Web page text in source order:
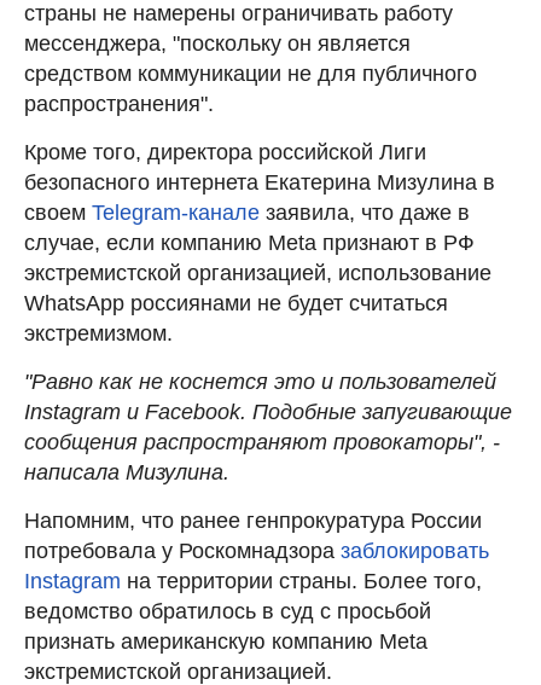
страны не намерены ограничивать работу
мессенджера, "поскольку он является
средством коммуникации не для публичного
распространения".
Кроме того, директора российской Лиги
безопасного интернета Екатерина Мизулина в
своем Telegram-канале заявила, что даже в
случае, если компанию Meta признают в РФ
экстремистской организацией, использование
WhatsApp россиянами не будет считаться
экстремизмом.
"Равно как не коснется это и пользователей
Instagram и Facebook. Подобные запугивающие
сообщения распространяют провокаторы", -
написала Мизулина.
Напомним, что ранее генпрокуратура России
потребовала у Роскомнадзора заблокировать
Instagram на территории страны. Более того,
ведомство обратилось в суд с просьбой
признать американскую компанию Meta
экстремистской организацией.